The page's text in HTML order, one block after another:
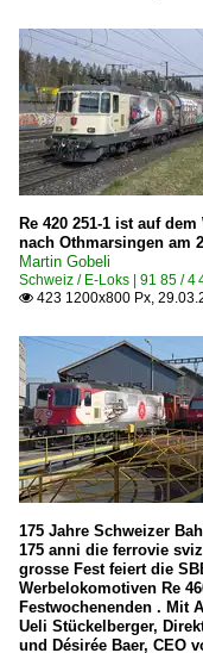
Re 420 251-1 ist auf
nach Othmarsingen am
Martin Gobeli
Schweiz / E-Loks | 91 85
 423 1200x800 Px,
175 Jahre Schweizer
175 anni die ferrovie
grosse Fest feiert die
Werbelokomotiven Re
Festwochenenden . Mit
Ueli Stückelberger,
und Désirée Baer, CEO